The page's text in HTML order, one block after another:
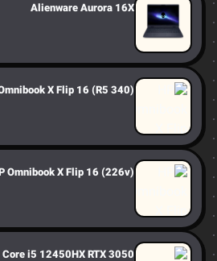
Alienware Aurora 16X
X Flip 16 (R5 340)
Omnibook X Flip 16 (226v)
i5 12450HX RTX 3050